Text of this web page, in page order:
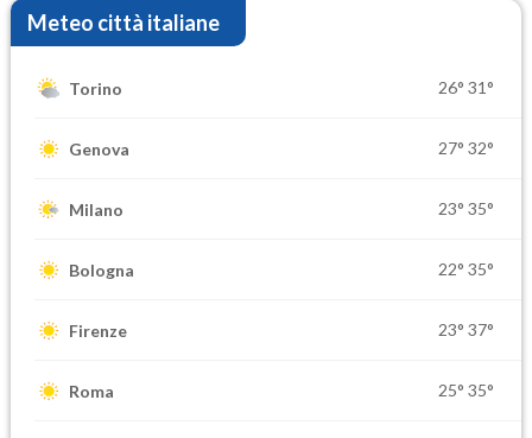
Meteo città italiane
Torino 26° 31°
Genova 27° 32°
Milano 23° 35°
Bologna 22° 35°
Firenze 23° 37°
Roma 25° 35°